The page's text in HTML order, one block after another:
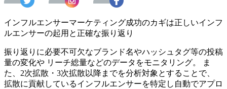
インフルエンサーマーケティング成功のカギは正しいインフ
ルエンサーの起用と正確な振り返り
振り返りに必要不可欠なブランド名やハッシュタグ等の投稿
量の変化や リーチ総量などのデータをモニタリング。 ま
た、2次拡散・3次拡散以降までを分析対象とすることで、
拡散に貢献しているインフルエンサーを特定し自動でアプロ